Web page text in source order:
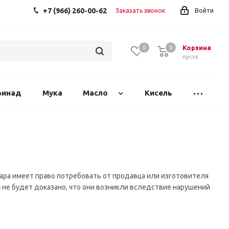
Войти
+7 (966) 260-00-62 Заказать звонок
0 Корзина
0
пуста
0
Мука Масло Кисель
имеет право потребовать от продавца или изготовителя
будет доказано, что они возникли вследствие нарушений